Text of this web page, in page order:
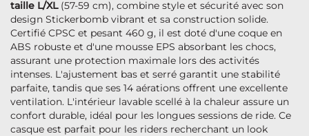
taille L/XL (57-59 cm), combine style et sécurité avec son
design Stickerbomb vibrant et sa construction solide.
Certifié CPSC et pesant 460 g, il est doté d'une coque en
ABS robuste et d'une mousse EPS absorbant les chocs,
assurant une protection maximale lors des activités
intenses. L'ajustement bas et serré garantit une stabilité
parfaite, tandis que ses 14 aérations offrent une excellente
ventilation. L'intérieur lavable scellé à la chaleur assure un
confort durable, idéal pour les longues sessions de ride. Ce
casque est parfait pour les riders recherchant un look